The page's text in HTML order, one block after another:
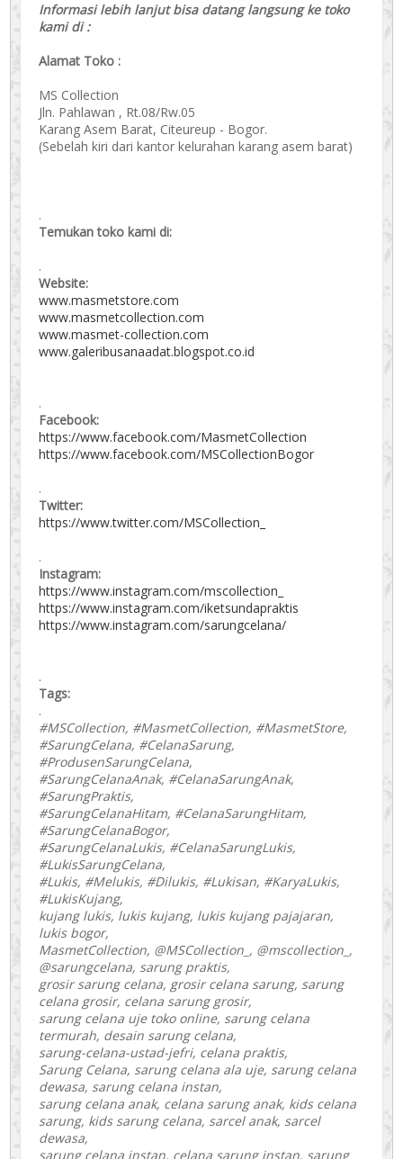
Informasi lebih lanjut bisa datang langsung ke toko
kami di :
Alamat Toko :
MS Collection
Jln. Pahlawan , Rt.08/Rw.05
Karang Asem Barat, Citeureup - Bogor.
(Sebelah kiri dari kantor kelurahan karang asem barat)
.
Temukan toko kami di:
.
Website:
www.masmetstore.com
www.masmetcollection.com
www.masmet-collection.com
www.galeribusanaadat.blogspot.co.id
.
Facebook:
https://www.facebook.com/MasmetCollection
https://www.facebook.com/MSCollectionBogor
.
Twitter:
https://www.twitter.com/MSCollection_
.
Instagram:
https://www.instagram.com/mscollection_
https://www.instagram.com/iketsundapraktis
https://www.instagram.com/sarungcelana/
.
Tags:
.
#MSCollection, #MasmetCollection, #MasmetStore,
#SarungCelana, #CelanaSarung,
#ProdusenSarungCelana,
#SarungCelanaAnak, #CelanaSarungAnak,
#SarungPraktis,
#SarungCelanaHitam, #CelanaSarungHitam,
#SarungCelanaBogor,
#SarungCelanaLukis, #CelanaSarungLukis,
#LukisSarungCelana,
#Lukis, #Melukis, #Dilukis, #Lukisan, #KaryaLukis,
#LukisKujang,
kujang lukis, lukis kujang, lukis kujang pajajaran,
lukis bogor,
MasmetCollection, @MSCollection_, @mscollection_,
@sarungcelana, sarung praktis,
grosir sarung celana, grosir celana sarung, sarung
celana grosir, celana sarung grosir,
sarung celana uje toko online, sarung celana
termurah, desain sarung celana,
sarung-celana-ustad-jefri, celana praktis,
Sarung Celana, sarung celana ala uje, sarung celana
dewasa, sarung celana instan,
sarung celana anak, celana sarung anak, kids celana
sarung, kids sarung celana, sarcel anak, sarcel
dewasa,
sarung celana instan, celana sarung instan, sarung